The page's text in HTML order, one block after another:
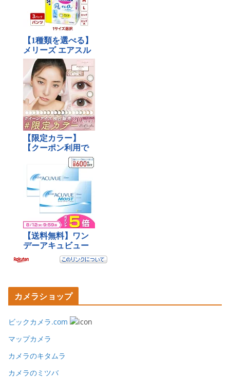
カメラショップ
ビックカメラ.com
マップカメラ
カメラのキタムラ
カメラのミツバ